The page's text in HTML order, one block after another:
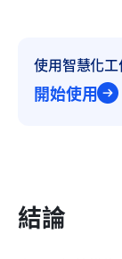
使用智慧化
開始使用
結論